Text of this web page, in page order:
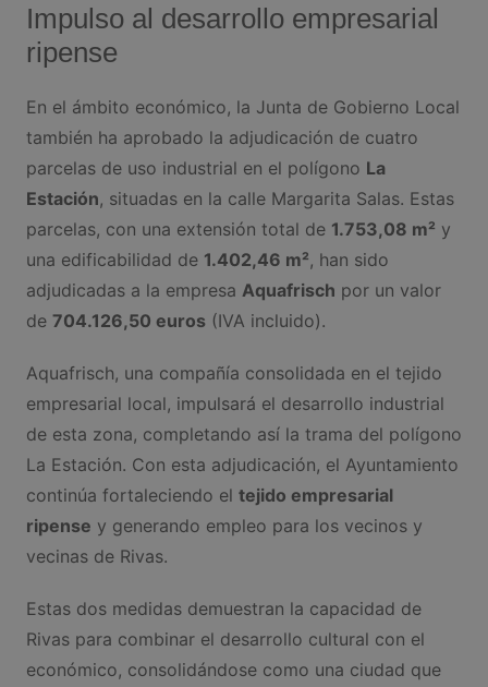
Impulso al desarrollo empresarial
ripense
En el ámbito económico, la Junta de Gobierno Local
también ha aprobado la adjudicación de cuatro
parcelas de uso industrial en el polígono La
Estación, situadas en la calle Margarita Salas. Estas
parcelas, con una extensión total de 1.753,08 m² y
una edificabilidad de 1.402,46 m², han sido
adjudicadas a la empresa Aquafrisch por un valor
de 704.126,50 euros(IVA incluido).
Aquafrisch, una compañía consolidada en el tejido
empresarial local, impulsará el desarrollo industrial
de esta zona, completando así la trama del polígono
La Estación. Con esta adjudicación, el Ayuntamiento
continúa fortaleciendo el tejido empresarial
ripense y generando empleo para los vecinos y
vecinas de Rivas.
Estas dos medidas demuestran la capacidad de
Rivas para combinar el desarrollo cultural con el
económico, consolidándose como una ciudad que